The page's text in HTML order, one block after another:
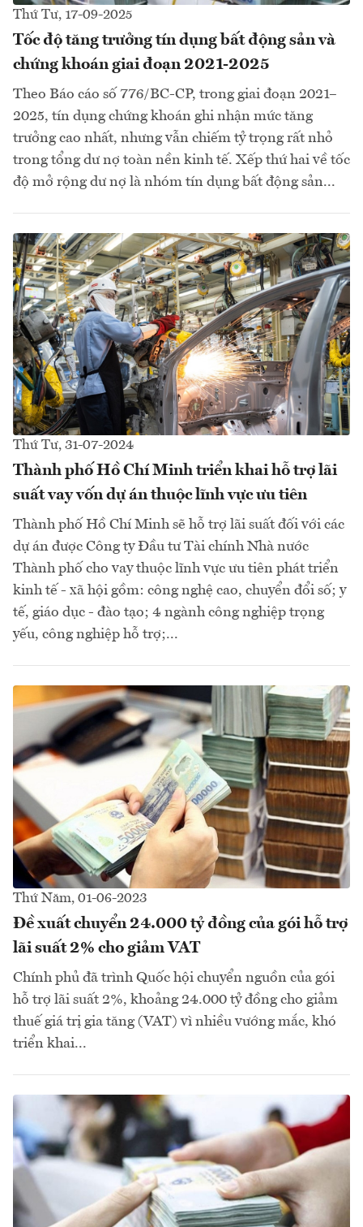
Thứ Tư, 17-09-2025
Tốc độ tăng trưởng tín dụng bất động sản và
chứng khoán giai đoạn 2021-2025
Theo Báo cáo số 776/BC-CP, trong giai đoạn 2021–
2025, tín dụng chứng khoán ghi nhận mức tăng
trưởng cao nhất, nhưng vẫn chiếm tỷ trọng rất nhỏ
trong tổng dư nợ toàn nền kinh tế. Xếp thứ hai về tốc
độ mở rộng dư nợ là nhóm tín dụng bất động sản...
Thứ Tư, 31-07-2024
Thành phố Hồ Chí Minh triển khai hỗ trợ lãi
suất vay vốn dự án thuộc lĩnh vực ưu tiên
Thành phố Hồ Chí Minh sẽ hỗ trợ lãi suất đối với các
dự án được Công ty Đầu tư Tài chính Nhà nước
Thành phố cho vay thuộc lĩnh vực ưu tiên phát triển
kinh tế - xã hội gồm: công nghệ cao, chuyển đổi số; y
tế, giáo dục - đào tạo; 4 ngành công nghiệp trọng
yếu, công nghiệp hỗ trợ;...
Thứ Năm, 01-06-2023
Đề xuất chuyển 24.000 tỷ đồng của gói hỗ trợ
lãi suất 2% cho giảm VAT
Chính phủ đã trình Quốc hội chuyển nguồn của gói
hỗ trợ lãi suất 2%, khoảng 24.000 tỷ đồng cho giảm
thuế giá trị gia tăng (VAT) vì nhiều vướng mắc, khó
triển khai...